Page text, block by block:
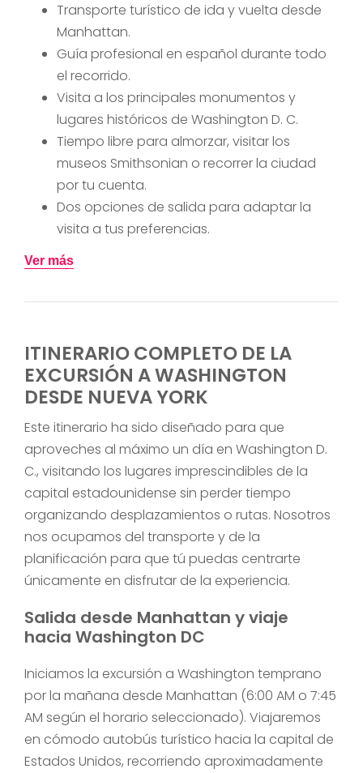
Transporte turístico de ida y vuelta desde
Manhattan.
Guía profesional en español durante todo
el recorrido.
Visita a los principales monumentos y
lugares históricos de Washington D. C.
Tiempo libre para almorzar, visitar los
museos Smithsonian o recorrer la ciudad
por tu cuenta.
Dos opciones de salida para adaptar la
visita a tus preferencias.
Ver más
ITINERARIO COMPLETO DE LA
EXCURSIÓN A WASHINGTON
DESDE NUEVA YORK
Este itinerario ha sido diseñado para que
aproveches al máximo un día en Washington D.
C., visitando los lugares imprescindibles de la
capital estadounidense sin perder tiempo
organizando desplazamientos o rutas. Nosotros
nos ocupamos del transporte y de la
planificación para que tú puedas centrarte
únicamente en disfrutar de la experiencia.
Salida desde Manhattan y viaje
hacia Washington DC
Iniciamos la excursión a Washington temprano
por la mañana desde Manhattan (6:00 AM o 7:45
AM según el horario seleccionado). Viajaremos
en cómodo autobús turístico hacia la capital de
Estados Unidos, recorriendo aproximadamente